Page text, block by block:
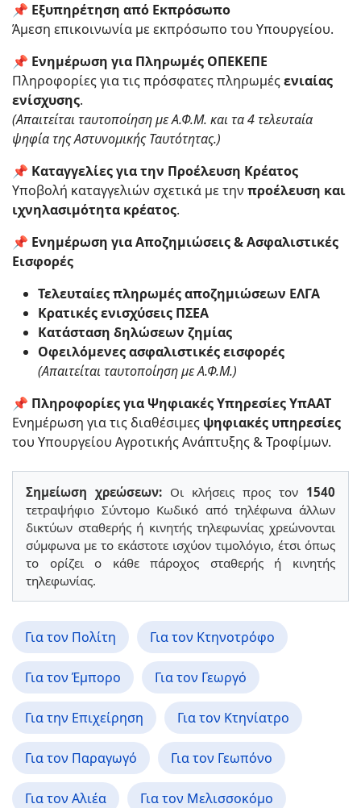
📌 Εξυπηρέτηση από Εκπρόσωπο
Άμεση επικοινωνία με εκπρόσωπο του Υπουργείου.
📌 Ενημέρωση για Πληρωμές ΟΠΕΚΕΠΕ
Πληροφορίες για τις πρόσφατες πληρωμέςενιαίας
ενίσχυσης.
(Απαιτείται ταυτοποίηση με Α.Φ.Μ. και τα 4 τελευταία
ψηφία της Αστυνομικής Ταυτότητας.)
📌 Καταγγελίες για την Προέλευση Κρέατος
Υποβολή καταγγελιών σχετικά με την προέλευση και
ιχνηλασιμότητα κρέατος.
📌 Ενημέρωση για Αποζημιώσεις & Ασφαλιστικές
Εισφορές
Τελευταίες πληρωμές αποζημιώσεων ΕΛΓΑ
Κρατικές ενισχύσεις ΠΣΕΑ
Κατάσταση δηλώσεων ζημίας
Οφειλόμενες ασφαλιστικές εισφορές
(Απαιτείται ταυτοποίηση με Α.Φ.Μ.)
📌 Πληροφορίες για Ψηφιακές Υπηρεσίες ΥπΑΑΤ
Ενημέρωση για τις διαθέσιμες ψηφιακές υπηρεσίες
του Υπουργείου Αγροτικής Ανάπτυξης & Τροφίμων.
Σημείωση χρεώσεων: Οι κλήσεις προς τον 1540
τετραψήφιο Σύντομο Κωδικό από τηλέφωνα άλλων
δικτύων σταθερής ή κινητής τηλεφωνίας χρεώνονται
σύμφωνα με το εκάστοτε ισχύον τιμολόγιο, έτσι όπως
το ορίζει ο κάθε πάροχος σταθερής ή κινητής
τηλεφωνίας.
Για τον Πολίτη Για τον Κτηνοτρόφο
Για τον Έμπορο Για τον Γεωργό
Για την Επιχείρηση Για τον Κτηνίατρο
Για τον Παραγωγό Για τον Γεωπόνο
Για τον Αλιέα Για τον Μελισσοκόμο